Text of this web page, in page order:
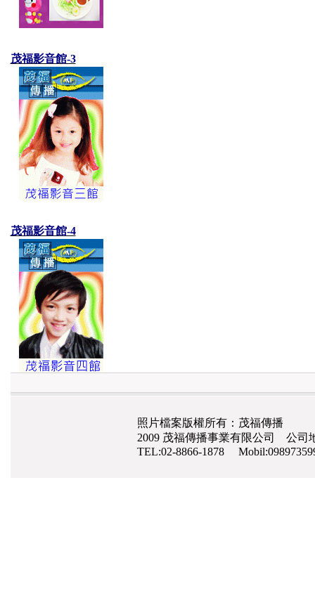
茂福影音館-3
茂福影音館-4
照片檔案版權所有：茂福傳播
2009 茂福傳播事業有限公司 公司
TEL:02-8866-1878